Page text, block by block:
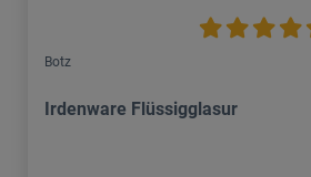
Botz
Irdenware Flüssigglasur